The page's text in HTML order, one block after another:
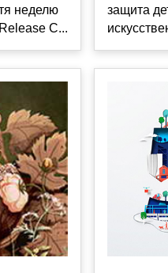
неделю
C...
защита